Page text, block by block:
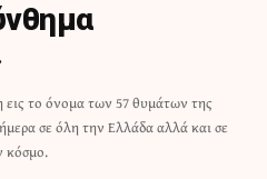
εις το όνομα των 57 θυμάτων της
σε όλη την Ελλάδα αλλά και σε
κόσμο.